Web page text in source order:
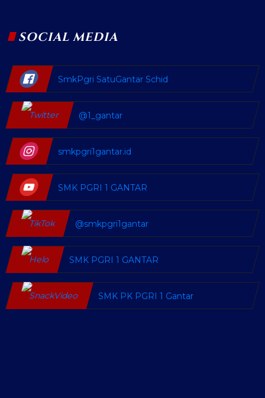
SOCIAL MEDIA
SmkPgri SatuGantar Schid
@1_gantar
smkpgri1gantar.id
SMK PGRI 1 GANTAR
@smkpgri1gantar
SMK PGRI 1 GANTAR
SMK PK PGRI 1 Gantar